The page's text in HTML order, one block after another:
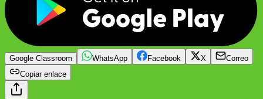
Google Classroom WhatsApp Facebook X
Correo
Copiar enlace